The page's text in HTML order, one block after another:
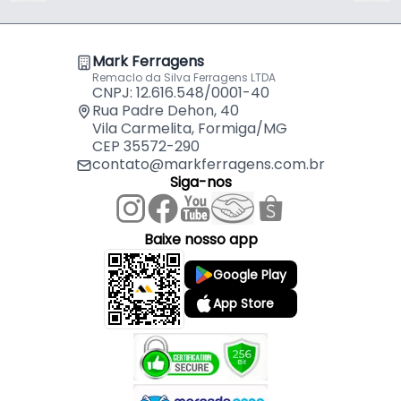
Mark Ferragens
Remaclo da Silva Ferragens LTDA
CNPJ: 12.616.548/0001-40
Rua Padre Dehon, 40
Vila Carmelita, Formiga/MG
CEP 35572-290
contato@markferragens.com.br
Siga-nos
Baixe nosso app
Google Play
App Store